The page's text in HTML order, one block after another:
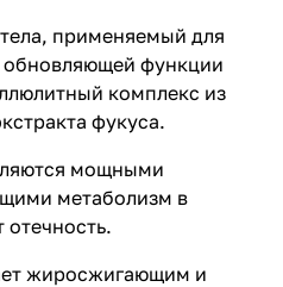
применяемый для
обновляющей функции
комплекс из
фукуса.
мощными
метаболизм в
жиросжигающим и